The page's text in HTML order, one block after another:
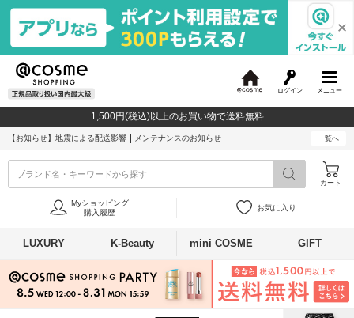
メニュー
ログイン
c
o
1,500円(税込)以上のお買い物で送料無料
【お知らせ】 地震による配送影響 メンテナンスのお知らせ 一覧へ
ブランド名・キーワードから探す
カート
Myショッピング
購入履歴
お気に入り
LUXURY K-Beauty mini COSME GIFT